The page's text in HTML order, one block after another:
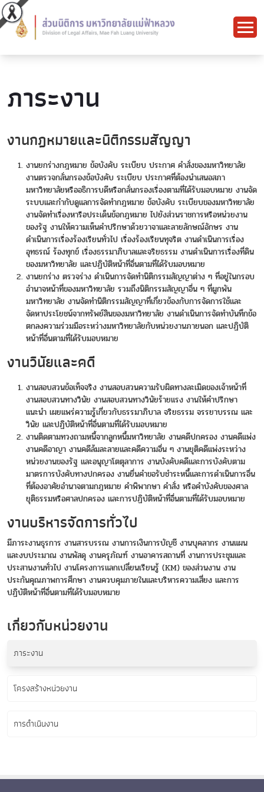
ภาระงาน
งานกฎหมายและนิติกรรมสัญญา
งานยกร่างกฎหมาย ข้อบังคับ ระเบียบ ประกาศ คำสั่งของมหาวิทยาลัย
งานตรวจกลั่นกรองข้อบังคับ ระเบียบ ประกาศที่ต้องนำเสนอสภา
มหาวิทยาลัยหรืออธิการบดีหรือกลั่นกรองเรื่องตามที่ได้รับมอบหมาย งานจัด
ระบบและกำกับดูแลการจัดทำกฎหมาย ข้อบังคับ ระเบียบของมหาวิทยาลัย
งานจัดทำเรื่องหารือประเด็นข้อกฎหมาย ไปยังส่วนราชการหรือหน่วยงาน
ของรัฐ งานให้ความเห็นคำปรึกษาด้วยวาจาและลายลักษณ์อักษร งาน
ดำเนินการเรื่องร้องเรียนทั่วไป เรื่องร้องเรียนทุจริต งานดำเนินการเรื่อง
อุทธรณ์ ร้องทุกข์ เรื่องธรรมาภิบาลและจริยธรรม งานดำเนินการเรื่องที่ดิน
ของมหาวิทยาลัย และปฏิบัติหน้าที่อื่นตามที่ได้รับมอบหมาย
งานยกร่าง ตรวจร่าง ดำเนินการจัดทำนิติกรรมสัญญาต่าง ๆ ที่อยู่ในกรอบ
อำนาจหน้าที่ของมหาวิทยาลัย รวมถึงนิติกรรมสัญญาอื่น ๆ ที่ผูกพัน
มหาวิทยาลัย งานจัดทำนิติกรรมสัญญาที่เกี่ยวข้องกับการจัดการใช้และ
จัดหาประโยชน์จากทรัพย์สินของมหาวิทยาลัย งานดำเนินการจัดทำบันทึกข้อ
ตกลงความร่วมมือระหว่างมหาวิทยาลัยกับหน่วยงานภายนอก และปฏิบัติ
หน้าที่อื่นตามที่ได้รับมอบหมาย
งานวินัยและคดี
งานสอบสวนข้อเท็จจริง งานสอบสวนความรับผิดทางละเมิดของเจ้าหน้าที่
งานสอบสวนทางวินัย งานสอบสวนทางวินัยร้ายแรง งานให้คำปรึกษา
แนะนำ เผยแพร่ความรู้เกี่ยวกับธรรมาภิบาล จริยธรรม จรรยาบรรณ และ
วินัย และปฏิบัติหน้าที่อื่นตามที่ได้รับมอบหมาย
งานติดตามทวงถามหนี้จากลูกหนี้มหาวิทยาลัย งานคดีปกครอง งานคดีแพ่ง
งานคดีอาญา งานคดีล้มละลายและคดีความอื่น ๆ งานยุติคดีแพ่งระหว่าง
หน่วยงานของรัฐ และอนุญาโตตุลาการ งานบังคับคดีและการบังคับตาม
มาตรการบังคับทางปกครอง งานยื่นคำขอรับชำระหนี้และการดำเนินการอื่น
ที่ต้องอาศัยอำนาจตามกฎหมาย คำพิพากษา คำสั่ง หรือคำบังคับของศาล
ยุติธรรมหรือศาลปกครอง และการปฏิบัติหน้าที่อื่นตามที่ได้รับมอบหมาย
งานบริหารจัดการทั่วไป
มีภาระงานธุรการ งานสารบรรณ งานการเงินการบัญชี งานบุคลากร งานแผน
และงบประมาณ งานพัสดุ งานครุภัณฑ์ งานอาคารสถานที่ งานการประชุมและ
ประสานงานทั่วไป งานโครงการแลกเปลี่ยนเรียนรู้ (KM) ของส่วนงาน งาน
ประกันคุณภาพการศึกษา งานควบคุมภายในและบริหารความเสี่ยง และการ
ปฏิบัติหน้าที่อื่นตามที่ได้รับมอบหมาย
เกี่ยวกับหน่วยงาน
ภาระงาน
โครงสร้างหน่วยงาน
การดำเนินงาน